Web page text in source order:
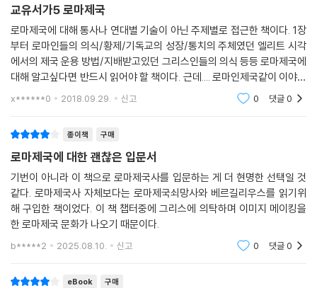
를 책임지고 있던 주체는 광대한 제국의 행정 기구가 아니라 바로 이 부유
한 도시 엘리트들이었기 때문이다. 제4장에서는 기원전 2세기에 로마의
지배를 받고 있던 그리스인들이 남긴 저작들을 다룬다. 거기에서는 피정복
자들이 새로운 제국 틀 안에서 나름의 정체성을 확립하려고 어떤 노력을
했는지를 엿볼 수 있다. 또한 역사 서술은 고립된 학문적 활동이 아니라 정
치와 권력을 둘러싼 언설과 직접 맞물려 있는 것임을 아울러 알 수 있다.
사회 주변부와 기독교도들의 성장
제5장에서는 로마 제국의 아웃사이더들 중에서 가장 중요한 기독교도들
의 성장을 살펴본다. 제6장에서는 체제 내에 속한 사람들의 시각을 제시하
여, 산업화가 이루어지기 훨씬 전의 이 거대한 제국에 속해 있던 도시와 농
촌에서 삶과 죽음이란 무엇이었는지를 살핀다. 제7장에서는 근현대의 세
가지 관점, 즉 제1차 세계대전 직전의 영(英)제국의 관점, 무솔리니의 파
시스트 이탈리아의 관점, 영화의 도시 할리우드의 관점에서 로마를 되돌아
규정하고 있다고 저자는 지적한다. 저자는 이 책에서 타키투스의 역사서나
교유서가5 로마제국
로마제국에 대해 통사나 연대별 기술이 아닌 주제별로 접근한 책이다. 1장
부터 로마인들의 의식/황제/기독교의 성장/통치의 주체였던 엘리트 시각
에서의 제국 운용 방법/지배받고있던 그리스인들의 의식 등등 로마제국에
대해 알고싶다면 반드시 읽어야 할 책이다. 근데.... 로마인제국같이 이야기
형식의 책을 원한다면 패스하길. 딱히 재밌진 않다. 로마제국에 대해 관심
x******0 2018.09.29. 신고 0 댓글0
종이책 구매
로마제국에 대한 괜찮은 입문서
기번이 아니라 이 책으로 로마제국사를 입문하는 게 더 현명한 선택일 것
같다. 로마제국사 자체보다는 로마제국쇠망사와 베르길리우스를 읽기위
해 구입한 책이었다. 이 책 챕터중에 그리스에 의탁하며 이미지 메이킹을
한 로마제국 문화가 나오기 때문이다.
b*****2 2025.08.10. 신고 0 댓글0
eBook 구매